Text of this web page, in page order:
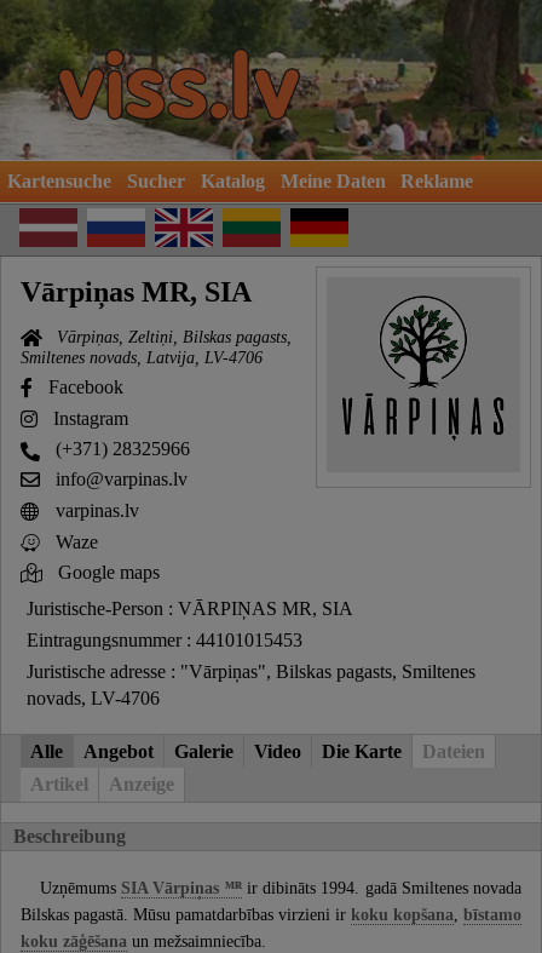
Kartensuche Sucher Katalog Meine Daten Reklame
Vārpiņas MR, SIA
Vārpiņas, Zeltiņi, Bilskas pagasts,
Smiltenes novads, Latvija, LV-4706
Facebook
Instagram
(+371) 28325966
info@varpinas.lv
varpinas.lv
Waze
Google maps
Juristische-Person : VĀRPIŅAS MR, SIA
Eintragungsnummer : 44101015453
Juristische adresse : "Vārpiņas", Bilskas pagasts, Smiltenes
novads, LV-4706
Alle Angebot Galerie Video Die Karte
Dateien
Artikel
Anzeige
Beschreibung
Uzņēmums SIA Vārpiņas ᴹᴿir dibināts 1994. gadā Smiltenes novada
Bilskas pagastā. Mūsu pamatdarbības virzieni ir koku kopšana bīstamo
koku zāģēšana un mežsaimniecība.